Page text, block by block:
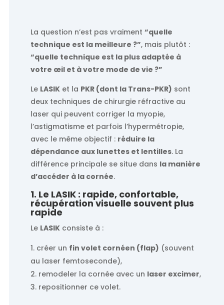
La question n’est pas vraiment “quelle
technique est la meilleure ?”, mais plutôt :
“quelle technique est la plus adaptée à
votre œil et à votre mode de vie ?”
Le LASIKet la PKR (dont la Trans-PKR) sont
deux techniques de chirurgie réfractive au
laser qui peuvent corriger la myopie,
l’astigmatisme et parfois l’hypermétropie,
avec le même objectif : réduire la
dépendance aux lunettes et lentilles. La
différence principale se situe dans la manière
d’accéder à la cornée.
1. Le LASIK : rapide, confortable,
récupération visuelle souvent plus
rapide
Le LASIKconsiste à :
créer un fin volet cornéen (flap) (souvent
au laser femtoseconde),
remodeler la cornée avec un laser excimer,
repositionner ce volet.